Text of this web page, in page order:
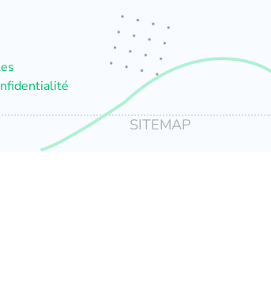
SITEMAP